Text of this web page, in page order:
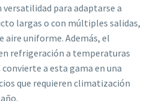
versatilidad para adaptarse a
largas o con múltiples salidas,
aire uniforme. Además, el
refrigeración a temperaturas
a esta gama en una
que requieren climatización